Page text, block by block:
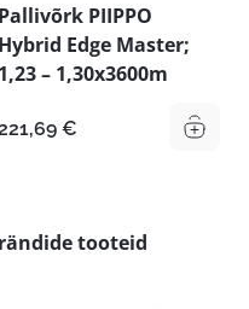
Pallivõrk PIIPPO
Hybrid Edge Master;
1,23 – 1,30x3600m
€
tooteid